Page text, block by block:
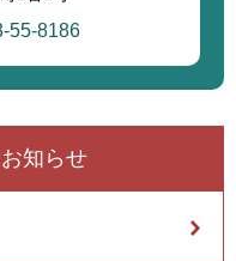
55-8186
知らせ